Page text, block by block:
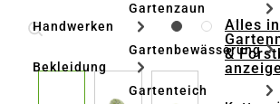
Handwerken
Bekleidung
Gartenzaun
Gartenbewässerung
Gartenteich
Alles in
&